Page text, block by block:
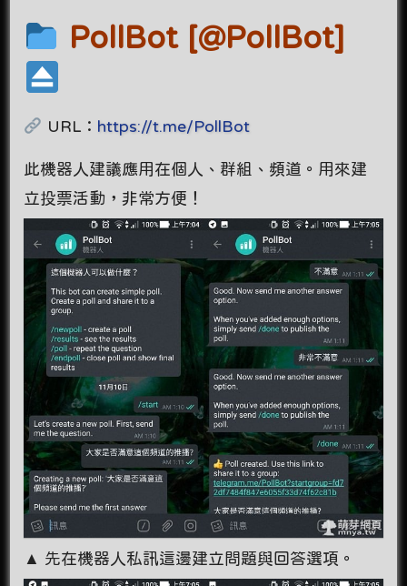
PollBot [@PollBot]
URL： https://t.me/PollBot
此機器人建議應用在個人、群組、頻道。用來建
立投票活動，非常方便！
▲ 先在機器人私訊這邊建立問題與回答選項。